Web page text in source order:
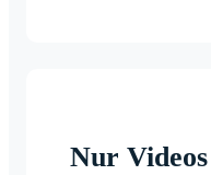
Nur Videos